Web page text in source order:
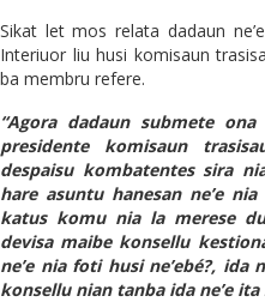
Sikat let mos relata dadaun
Interiuor liu husi komisaun
ba membru refere.
“Agora dadaun submete
presidente komisaun
despaisu kombatentes sira
hare asuntu hanesan ne’e
katus komu nia la merese
devisa maibe konsellu
ne’e nia foti husi ne’ebé?, ida
konsellu nian tanba ida ne’e